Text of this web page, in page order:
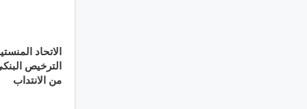
الاتحاد
الترخيص
من الانتداب